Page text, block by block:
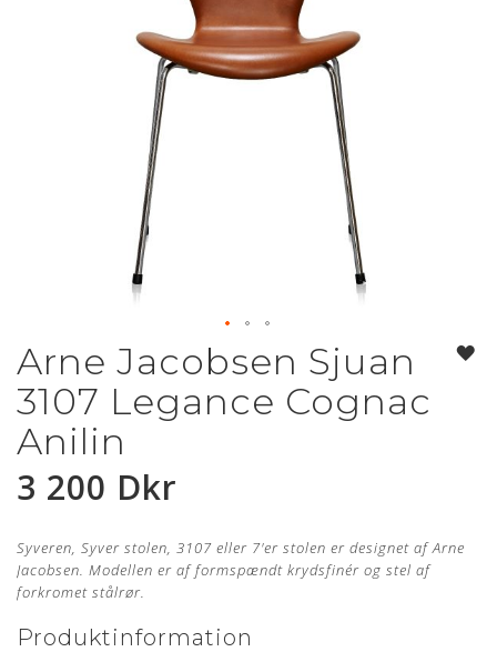
Hoppa
till
början
av
bildgalleriet
Arne Jacobsen Sjuan
3107 Legance Cognac
Anilin
3 200 Dkr
Syveren, Syver stolen, 3107 eller 7'er stolen er designet af Arne
Jacobsen. Modellen er af formspændt krydsfinér og stel af
forkromet stålrør.
Produktinformation